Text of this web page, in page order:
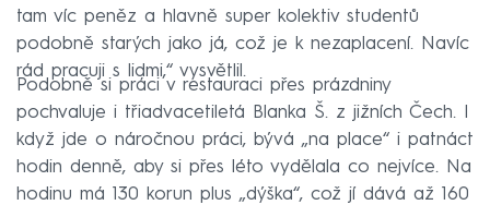
tam víc peněz a hlavně super kolektiv studentů
podobně starých jako já, což je k nezaplacení. Navíc
rád pracuji s lidmi,“ vysvětlil.
Podobně si práci v restauraci přes prázdniny
pochvaluje i třiadvacetiletá Blanka Š. z jižních Čech. I
když jde o náročnou práci, bývá „na place“ i patnáct
hodin denně, aby si přes léto vydělala co nejvíce. Na
hodinu má 130 korun plus „dýška“, což jí dává až 160